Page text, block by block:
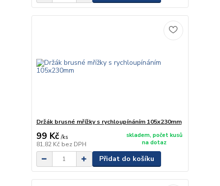
Držák brusné mřížky s rychloupínáním 105x230mm
99 Kč /ks
81,82 Kč bez DPH
skladem, počet kusů
na dotaz
Přidat do košíku